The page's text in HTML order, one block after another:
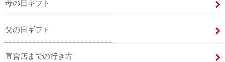
母の日ギフト
父の日ギフト
直営店までの行き方